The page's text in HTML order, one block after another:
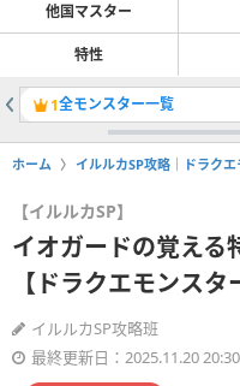
他国マスター
特性
1全モンスター一覧
ホーム イルルカSP攻略｜ドラクエ
【イルルカSP】
イオガードの覚える
【ドラクエモンスタ
イルルカSP攻略班
最終更新日：2025.11.20 20:30